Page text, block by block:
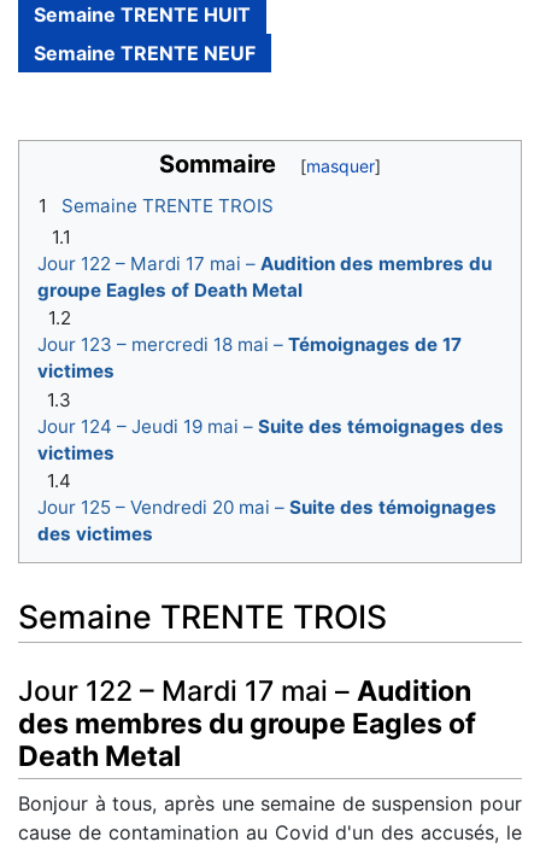
Semaine TRENTE HUIT
Semaine TRENTE NEUF
Sommaire
1
Semaine TRENTE TROIS
1.1
Jour 122 – Mardi 17 mai – Audition des membres du
groupe Eagles of Death Metal
1.2
Jour 123 – mercredi 18 mai – Témoignages de 17
victimes
1.3
Jour 124 – Jeudi 19 mai – Suite des témoignages des
victimes
1.4
Jour 125 – Vendredi 20 mai – Suite des témoignages
des victimes
Semaine TRENTE TROIS
Jour 122 – Mardi 17 mai – Audition
des membres du groupe Eagles of
Death Metal
Bonjour à tous, après une semaine de suspension pour
cause de contamination au Covid d'un des accusés, le